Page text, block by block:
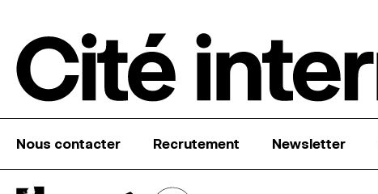
Nous contacter Recrutement Newsletter